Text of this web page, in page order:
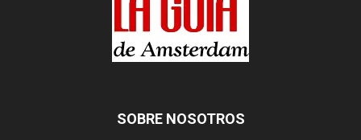
SOBRE NOSOTROS